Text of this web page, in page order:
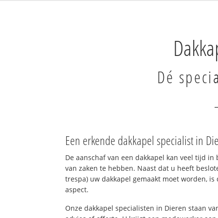
Dé
Een erkende dakkapel specialist in
De aanschaf van een dakkapel kan veel tijd
van zaken te hebben. Naast dat u heeft
trespa) uw dakkapel gemaakt moet worden,
aspect.
Onze dakkapel specialisten in Dieren staan